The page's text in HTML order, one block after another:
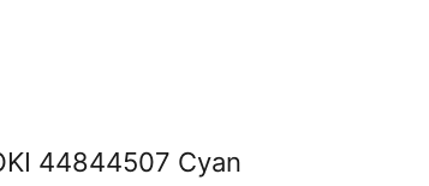
44844507 Cyan